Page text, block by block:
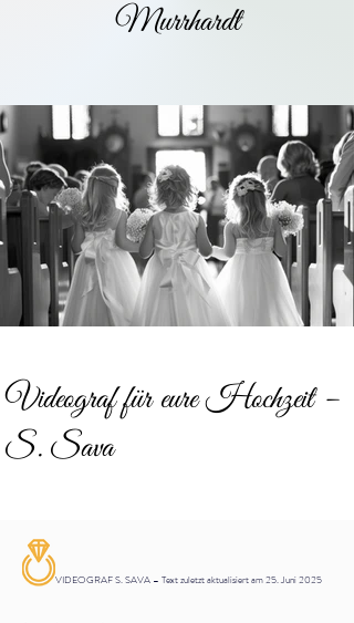
Murrhardt
Videograf für eure Hochzeit –
S. Sava
VIDEOGRAF S. SAVA – Text zuletzt aktualisiert am 25. Juni 2025